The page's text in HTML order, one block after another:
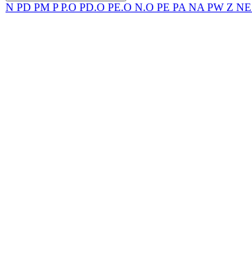
N PD PM PP.O PD.O PE.O N.O PE PA NA PW Z NE